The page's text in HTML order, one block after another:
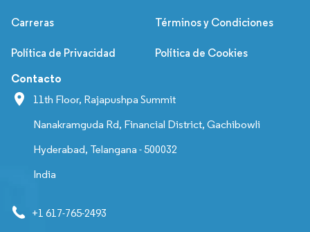
Carreras Términos y Condiciones
Política de Privacidad Política de Cookies
Contacto
11th Floor, Rajapushpa Summit
Nanakramguda Rd, Financial District, Gachibowli
Hyderabad, Telangana - 500032
India
+1 617-765-2493